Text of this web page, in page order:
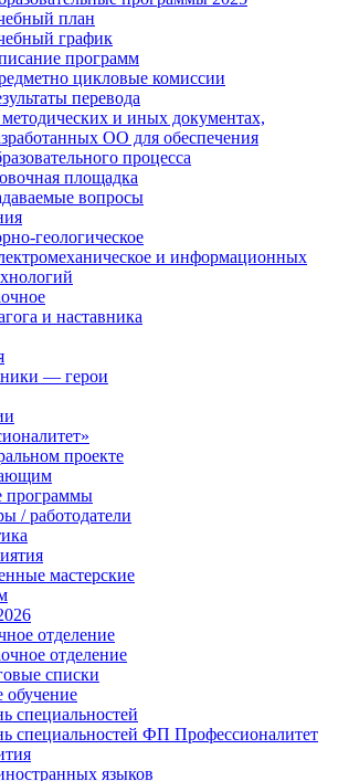
план
график
программ
цикловые комиссии
перевода
и иных документах,
ОО для обеспечения
процесса
площадка
вопросы
геологическое
и информационных
и наставника
— герои
проекте
программы
/ работодатели
мастерские
отделение
отделение
списки
обучение
специальностей
специальностей ФП Профессионалитет
языков